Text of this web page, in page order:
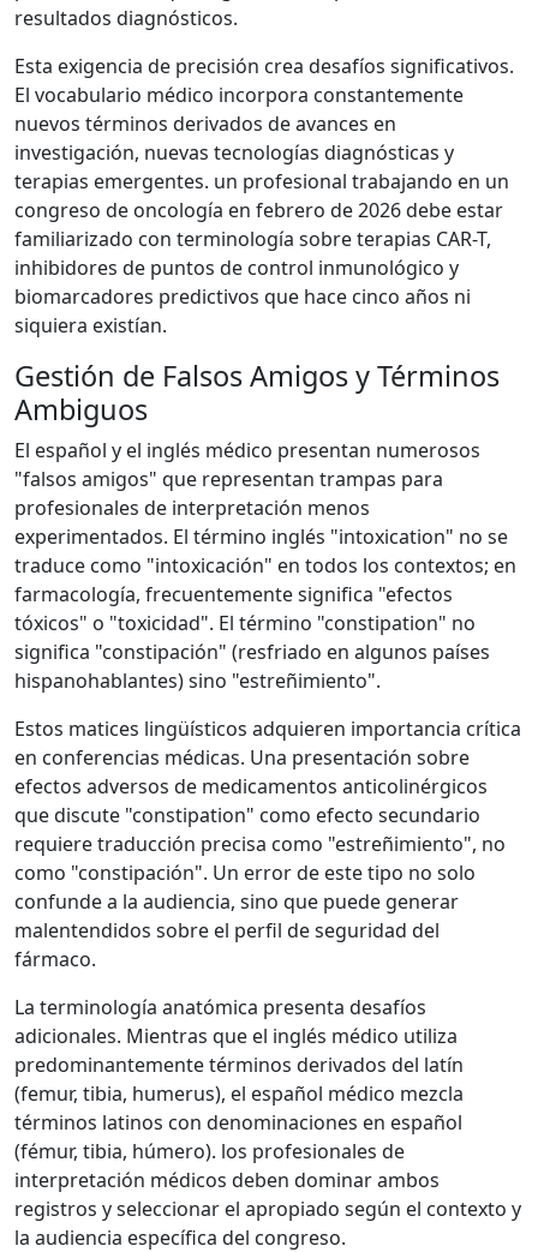
resultados diagnósticos.
Esta exigencia de precisión crea desafíos significativos.
El vocabulario médico incorpora constantemente
nuevos términos derivados de avances en
investigación, nuevas tecnologías diagnósticas y
terapias emergentes. un profesional trabajando en un
congreso de oncología en febrero de 2026 debe estar
familiarizado con terminología sobre terapias CAR-T,
inhibidores de puntos de control inmunológico y
biomarcadores predictivos que hace cinco años ni
siquiera existían.
Gestión de Falsos Amigos y Términos
Ambiguos
El español y el inglés médico presentan numerosos
"falsos amigos" que representan trampas para
profesionales de interpretación menos
experimentados. El término inglés "intoxication" no se
traduce como "intoxicación" en todos los contextos; en
farmacología, frecuentemente significa "efectos
tóxicos" o "toxicidad". El término "constipation" no
significa "constipación" (resfriado en algunos países
hispanohablantes) sino "estreñimiento".
Estos matices lingüísticos adquieren importancia crítica
en conferencias médicas. Una presentación sobre
efectos adversos de medicamentos anticolinérgicos
que discute "constipation" como efecto secundario
requiere traducción precisa como "estreñimiento", no
como "constipación". Un error de este tipo no solo
confunde a la audiencia, sino que puede generar
malentendidos sobre el perfil de seguridad del
fármaco.
La terminología anatómica presenta desafíos
adicionales. Mientras que el inglés médico utiliza
predominantemente términos derivados del latín
(femur, tibia, humerus), el español médico mezcla
términos latinos con denominaciones en español
(fémur, tibia, húmero). los profesionales de
interpretación médicos deben dominar ambos
registros y seleccionar el apropiado según el contexto y
la audiencia específica del congreso.